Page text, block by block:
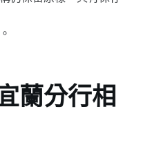
蘭分行相